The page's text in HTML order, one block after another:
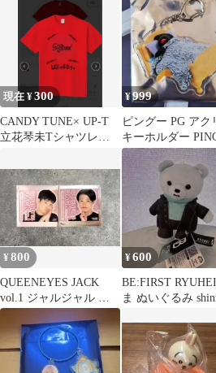
現在 ¥300
CANDY TUNE× UP-T
立花琴未Tシャツレッ
¥999
ピングー PG アク
キーホルダー
アクキー 寝顔 ベ
¥800
QUEENEYES JACK
vol.1 ジャルジャル ス
テッカー
¥600
BE:FIRST RYUHEI
ま ぬいぐるみ